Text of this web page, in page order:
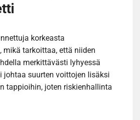
korkeasta
mikä tarkoittaa, että niiden
merkittävästi lyhyessä
johtaa suurten voittojen lisäksi
tappioihin, joten riskienhallinta